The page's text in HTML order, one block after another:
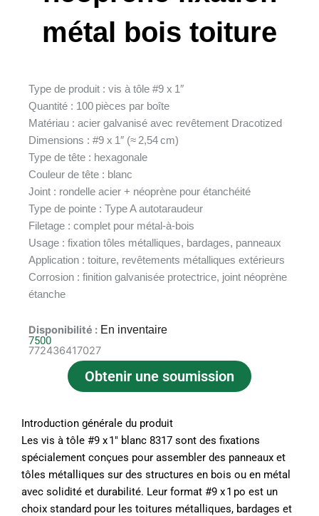
métal bois toiture
Type de produit : vis à tôle #9 x 1″
Quantité : 100 pièces par boîte
Matériau : acier galvanisé avec revêtement Dracotized
Dimensions : #9 x 1″ (≈ 2,54 cm)
Type de tête : hexagonale
Couleur de tête : blanc
Joint : rondelle acier + néoprène pour étanchéité
Type de pointe : Type A autotaraudeur
Filetage : complet pour métal‑à‑bois
Usage : fixation tôles métalliques, bardages, panneaux
Application : toiture, revêtements métalliques extérieurs
Corrosion : finition galvanisée protectrice, joint néoprène
étanche
Disponibilité : En inventaire
7500
772436417027
Obtenir une soumission
Introduction générale du produit
Les vis à tôle #9 x 1″ blanc 8317 sont des fixations
spécialement conçues pour assembler des panneaux et
tôles métalliques sur des structures en bois ou en métal
avec solidité et durabilité. Leur format #9 x 1 po est un
choix standard pour les toitures métalliques, bardages et